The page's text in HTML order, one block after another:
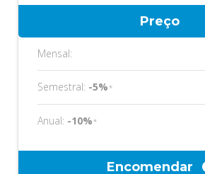
Preço
Mensal:
Semestral: -5%*
Anual: -10%*
Encomendar